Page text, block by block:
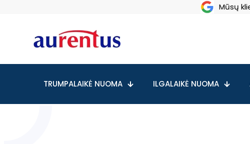
Mūsų
TRUMPALAIKĖ NUOMA ILGALAIKĖ NUOMA